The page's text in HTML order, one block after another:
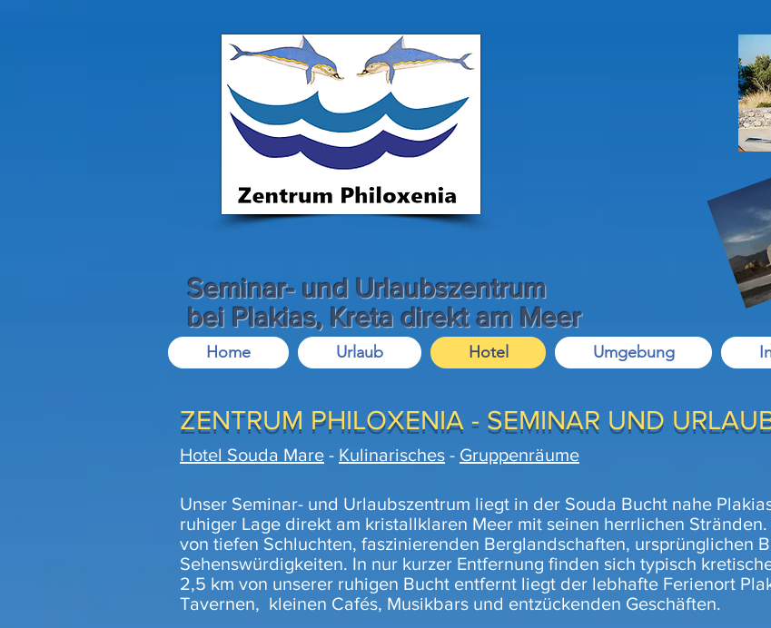
Seminar- und Urlaubszentrum
bei Plakias, Kreta direkt am Meer
Home Urlaub Hotel Umgebung
Unser Seminar- und Urlaubszentrum liegt in der Souda Bucht nahe
ruhiger Lage direkt am kristallklaren Meer mit seinen herrlichen
von tiefen Schluchten, faszinierenden Berglandschaften, ursprünglichen
Sehenswürdigkeiten. In nur kurzer Entfernung finden sich typisch
2,5 km von unserer ruhigen Bucht entfernt liegt der lebhafte Ferienort
Tavernen, kleinen Cafés, Musikbars und entzückenden Geschäften.
ZENTRUM PHILOXENIA - SEMINAR UND
Hotel Souda Mare - Kulinarisches - Gruppenräume